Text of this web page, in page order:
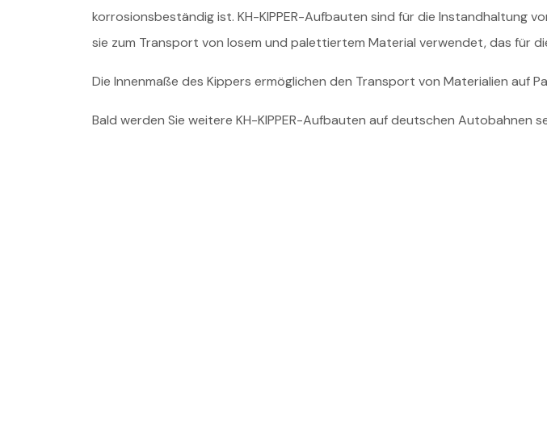
korrosionsbeständig ist. KH-KIPPER-Aufbauten sind für die Instandhaltung
sie zum Transport von losem und palettiertem Material verwendet, das für
Die Innenmaße des Kippers ermöglichen den Transport von Materialien auf
Bald werden Sie weitere KH-KIPPER-Aufbauten auf deutschen Autobahnen